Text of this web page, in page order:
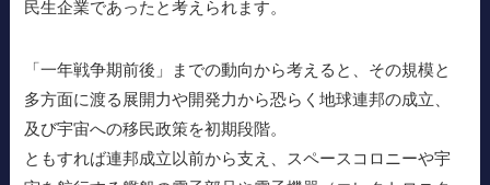
民生企業であったと考えられます。
「一年戦争期前後」までの動向から考えると、その規模と
多方面に渡る展開力や開発力から恐らく地球連邦の成立、
及び宇宙への移民政策を初期段階。
ともすれば連邦成立以前から支え、スペースコロニーや宇